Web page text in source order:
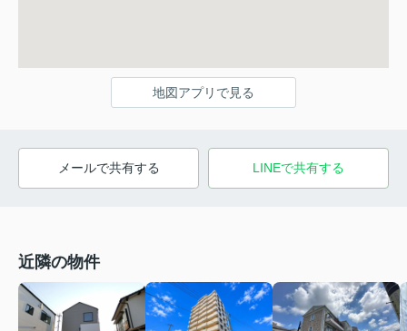
地図アプリで見る
メールで共有する LINEで共有する
近隣の物件